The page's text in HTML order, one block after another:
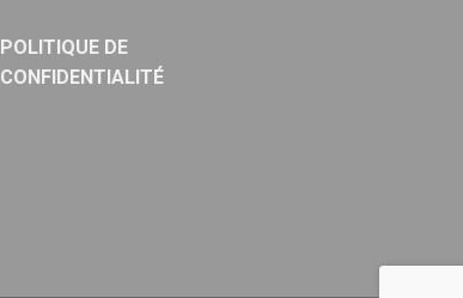
POLITIQUE DE
CONFIDENTIALITÉ